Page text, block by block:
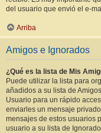
del usuario que envió el e-
Arriba
Amigos e Ignorados
¿Qué es la lista de Mis
Puede utilizar la lista para
añadidos a su lista de
Usuario para un rápido
enviarles un mensaje
mensajes de estos usuarios
usuario a su lista de